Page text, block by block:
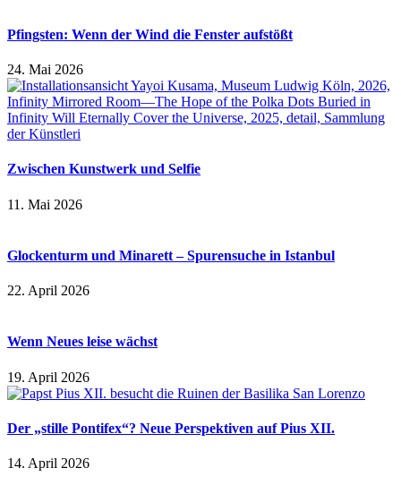
Pfingsten: Wenn der Wind die Fenster aufstößt
24. Mai 2026
Zwischen Kunstwerk und Selfie
11. Mai 2026
Glockenturm und Minarett – Spurensuche in Istanbul
22. April 2026
Wenn Neues leise wächst
19. April 2026
Der „stille Pontifex“? Neue Perspektiven auf Pius XII.
14. April 2026